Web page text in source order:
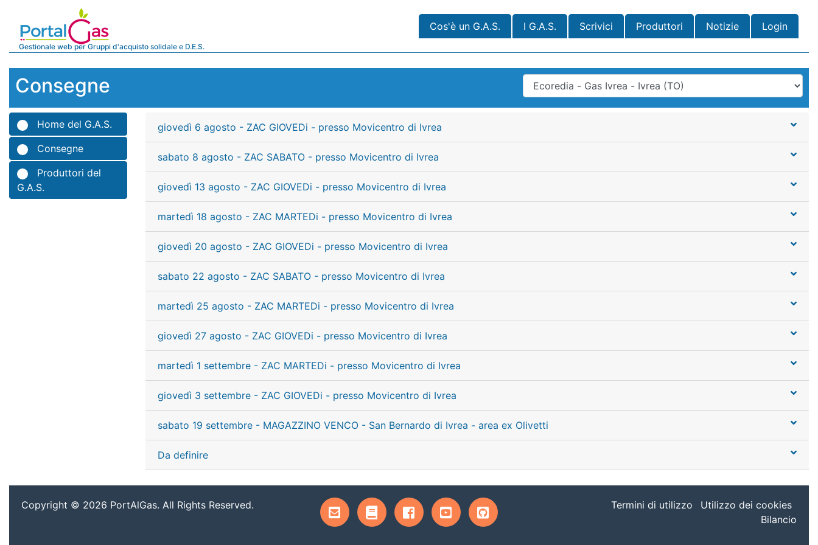
Gestionale web per Gruppi d'acquisto solidale e D.E.S.
Cos'è un G.A.S. I G.A.S. Scrivici Produttori Notizie Login
Consegne
Home del G.A.S.
Consegne
Produttori del
G.A.S.
giovedì 6 agosto - ZAC GIOVEDi - presso Movicentro di Ivrea
sabato 8 agosto - ZAC SABATO - presso Movicentro di Ivrea
giovedì 13 agosto - ZAC GIOVEDi - presso Movicentro di Ivrea
martedì 18 agosto - ZAC MARTEDi - presso Movicentro di Ivrea
giovedì 20 agosto - ZAC GIOVEDi - presso Movicentro di Ivrea
sabato 22 agosto - ZAC SABATO - presso Movicentro di Ivrea
martedì 25 agosto - ZAC MARTEDi - presso Movicentro di Ivrea
giovedì 27 agosto - ZAC GIOVEDi - presso Movicentro di Ivrea
martedì 1 settembre - ZAC MARTEDi - presso Movicentro di Ivrea
giovedì 3 settembre - ZAC GIOVEDi - presso Movicentro di Ivrea
sabato 19 settembre - MAGAZZINO VENCO - San Bernardo di Ivrea - area ex Olivetti
Da definire
Copyright © 2026 PortAlGas. All Rights Reserved. Termini di utilizzo
Utilizzo dei cookies
Bilancio